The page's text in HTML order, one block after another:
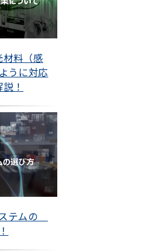
材料（感
うに対応
！
テムの